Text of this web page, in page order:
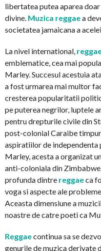
libertatea putea aparea
divine. Muzica reggaea
societatea jamaicana a
La nivel international,
emblematice, cea mai
Marley. Succesul acestuia
a fost urmarea mai multor
cresterea popularitatii
pe puterea negrilor, luptele
pentru drepturile civile din
post-colonial Caraibe
aspiratiilor de
Marley, acesta a organizat
anti-coloniala din
profunda dintre reggaeca
voga si aspecte ale
Aceasta dimensiune a
noastre de catre poeti ca
Reggaecontinua sa se
genurile de muzica derivate